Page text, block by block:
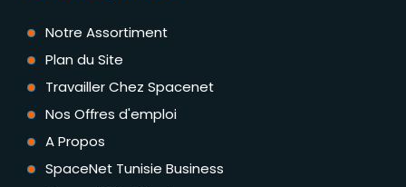
Notre Assortiment
Plan du Site
Travailler Chez Spacenet
Nos Offres d'emploi
A Propos
SpaceNet Tunisie Business